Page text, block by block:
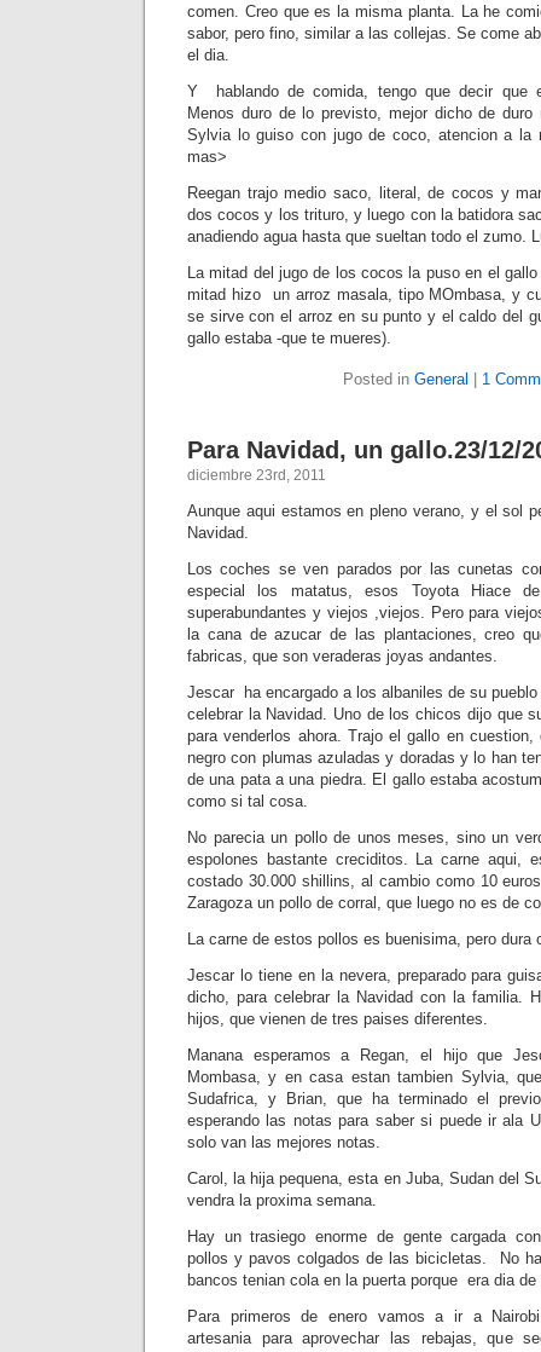
comen. Creo que es la misma planta. La he
sabor, pero fino, similar a las collejas. Se come
el dia.
Y hablando de comida, tengo que decir que
Menos duro de lo previsto, mejor dicho de
Sylvia lo guiso con jugo de coco, atencion a la
mas>
Reegan trajo medio saco, literal, de cocos y
dos cocos y los trituro, y luego con la batidora
anadiendo agua hasta que sueltan todo el zumo.
La mitad del jugo de los cocos la puso en el
mitad hizo un arroz masala, tipo MOmbasa, y
se sirve con el arroz en su punto y el caldo del
gallo estaba -que te mueres).
Posted in General 1
Para Navidad, un gallo.23/12/
diciembre 23rd, 2011
Aunque aqui estamos en pleno verano, y el sol
Navidad.
Los coches se ven parados por las cunetas
especial los matatus, esos Toyota Hiace
superabundantes y viejos ,viejos. Pero para
la cana de azucar de las plantaciones, creo
fabricas, que son veraderas joyas andantes.
Jescar ha encargado a los albaniles de su
celebrar la Navidad. Uno de los chicos dijo que
para venderlos ahora. Trajo el gallo en
negro con plumas azuladas y doradas y lo han
de una pata a una piedra. El gallo estaba
como si tal cosa.
No parecia un pollo de unos meses, sino un
espolones bastante creciditos. La carne aqui,
costado 30.000 shillins, al cambio como 10
Zaragoza un pollo de corral, que luego no es de
La carne de estos pollos es buenisima, pero dura
Jescar lo tiene en la nevera, preparado para
dicho, para celebrar la Navidad con la familia.
hijos, que vienen de tres paises diferentes.
Manana esperamos a Regan, el hijo que
Mombasa, y en casa estan tambien Sylvia,
Sudafrica, y Brian, que ha terminado el
esperando las notas para saber si puede ir ala
solo van las mejores notas.
Carol, la hija pequena, esta en Juba, Sudan del
vendra la proxima semana.
Hay un trasiego enorme de gente cargada
pollos y pavos colgados de las bicicletas. No
bancos tenian cola en la puerta porque era dia de
Para primeros de enero vamos a ir a
artesania para aprovechar las rebajas, que